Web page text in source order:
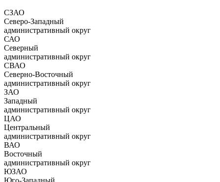
СЗАО
Северо-Западный
административный округ
САО
Северный
административный округ
СВАО
Северно-Восточный
административный округ
ЗАО
Западный
административный округ
ЦАО
Центральный
административный округ
ВАО
Восточный
административный округ
ЮЗАО